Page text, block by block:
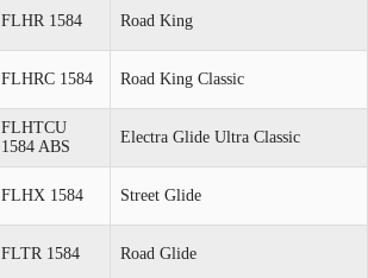
FLHR 1584 Road King
FLHRC 1584 Road King Classic
FLHTCU
1584 ABS
Electra Glide Ultra Classic
FLHX 1584 Street Glide
FLTR 1584 Road Glide